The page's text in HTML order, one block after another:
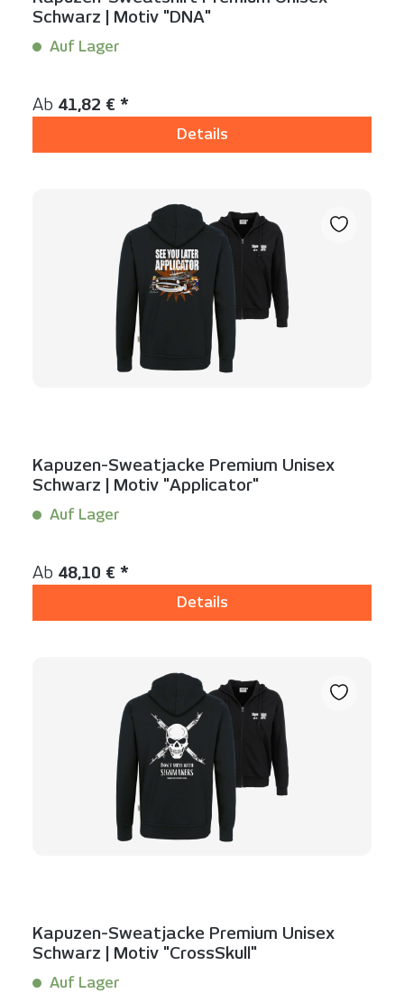
Schwarz | Motiv "DNA"
Auf Lager
Regulärer Preis:
Ab 41,82 € *
Details
Kapuzen-Sweatjacke Premium Unisex
Schwarz | Motiv "Applicator"
Auf Lager
Regulärer Preis:
Ab 48,10 € *
Details
Kapuzen-Sweatjacke Premium Unisex
Schwarz | Motiv "CrossSkull"
Auf Lager